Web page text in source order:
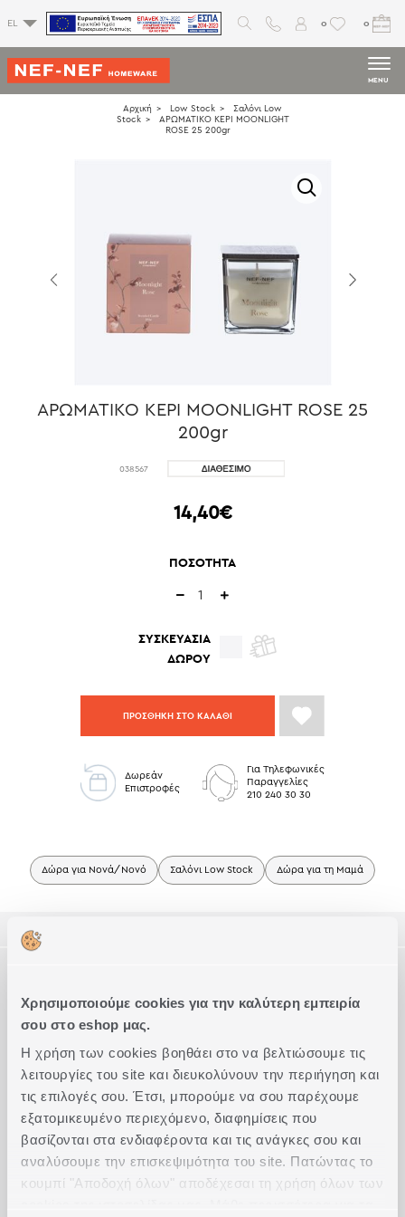
Χρησιμοποιούμε cookies για την καλύτερη εμπειρία
σου στο eshop μας.
Η χρήση των cookies βοηθάει στο να βελτιώσουμε τις
λειτουργίες του site και διευκολύνουν την περιήγηση και
τις επιλογές σου. Έτσι, μπορούμε να σου παρέχουμε
εξατομικευμένο περιεχόμενο, διαφημίσεις που
βασίζονται στα ενδιαφέροντα και τις ανάγκες σου και
αναλύσουμε την επισκεψιμότητα του site. Πατώντας το
κουμπί "Αποδοχή όλων" αποδέχεσαι τη χρήση όλων των
EL 0 0
MENU
Αρχική Low Stock
Σαλόνι Low
Stock
ΑΡΩΜΑΤΙΚΟ ΚΕΡΙ MOONLIGHT
ROSE 25 200gr
ΑΡΩΜΑΤΙΚΟ ΚΕΡΙ MOONLIGHT ROSE 25
200gr
038567
14,40€
ΠΟΣΟΤΗΤΑ
ΣΥΣΚΕΥΑΣΙΑ
ΔΩΡΟΥ
ΠΡΟΣΘΗΚΗ ΣΤΟ ΚΑΛΑΘΙ
Δωρεάν
Επιστροφές
Για Τηλεφωνικές
Παραγγελίες
210 240 30 30
Δώρα για Νονά/Νονό Σαλόνι Low Stock Δώρα για τη Μαμά
ΠΕΡΙΓΡΑΦΗ
Νότες Κορυφής: Camation, Jasmine
Νότες Καρδιάς: Tuberose, Orange Flower
• Χρόνος καύσης: +70 ώρες
• Κόψτε το φυτίλι στα 7-8 χιλιοστά περίπου και τραβήξτε το
στο κέντρο μετά από κάθε χρήση.
• Κάψτε το κερί για 1 έως 3 ώρες το μέγιστο.
Συστατικά:
Benzyl acetate - benzyl-hydroxybenzoate – propenal – Methyl –
benzoate – tetrahydro – methylpyran – Pentyldihydrofuran –
Συμπληρώστε το Look